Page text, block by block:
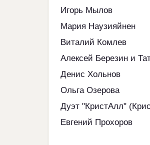
Игорь Мылов
Мария Наузияйнен
Виталий Комлев
Алексей Березин и
Денис Хольнов
Ольга Озерова
Дуэт "КристАлл"
Евгений Прохоров